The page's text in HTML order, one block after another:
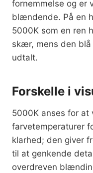
fornemmelse og er
blændende. På en
5000K som en ren
skær, mens den
udtalt.
Forskelle i
5000K anses for
farvetemperaturer
klarhed; den giver
til at genkende
overdreven